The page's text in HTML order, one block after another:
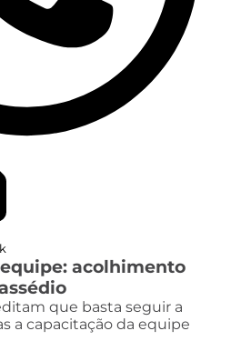
acolhimento
que basta seguir a
a capacitação da equipe